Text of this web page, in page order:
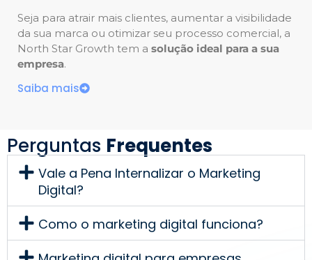
Seja para atrair mais clientes, aumentar a visibilidade
da sua marca ou otimizar seu processo comercial, a
North Star Growth tem a solução ideal para a sua
empresa.
Saiba mais
Perguntas Frequentes
Vale a Pena Internalizar o Marketing
Digital?
Como o marketing digital funciona?